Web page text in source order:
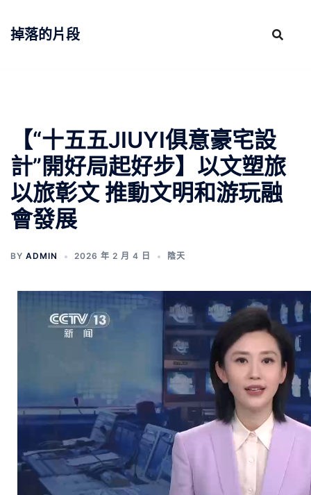
掉落的片段
【“十五五JIUYI俱意豪宅設
計”開好局起好步】以文塑旅
以旅彰文 推動文明和游玩融
會發展
BY ADMIN 2026 年 2 月 4 日 陰天